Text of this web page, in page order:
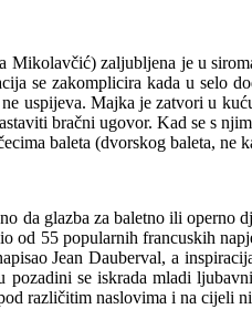
Mikolavčić) zaljubljena je u
se zakomplicira kada u selo
uspijeva. Majka je zatvori u
bračni ugovor. Kad se s
baleta (dvorskog baleta,
da glazba za baletno ili
od 55 popularnih francuskih
Jean Dauberval, a
se iskrada mladi
različitim naslovima i na cijeli